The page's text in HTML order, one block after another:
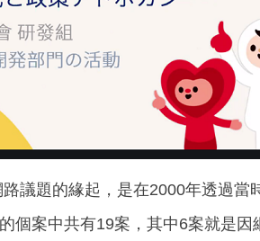
議題的緣起，是在2000年透過
案中共有19案，其中6案就是因